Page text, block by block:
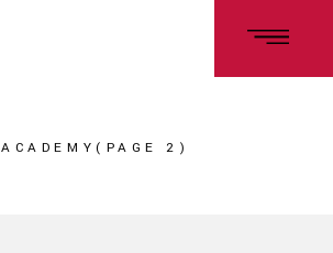
ACADEMY(PAGE 2)